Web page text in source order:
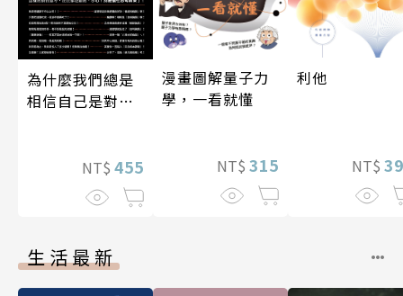
為什麼我們總是
相信自己是對
NT$ 455
漫畫圖解量子力
學，一看就懂
NT$ 315
利他
NT$
生活最新